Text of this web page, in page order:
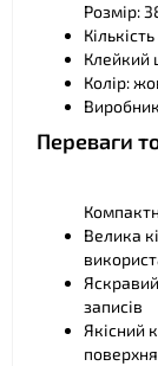
Розмір:
Клейкий
Колір:
Переваги
Велика
записів
Якісний